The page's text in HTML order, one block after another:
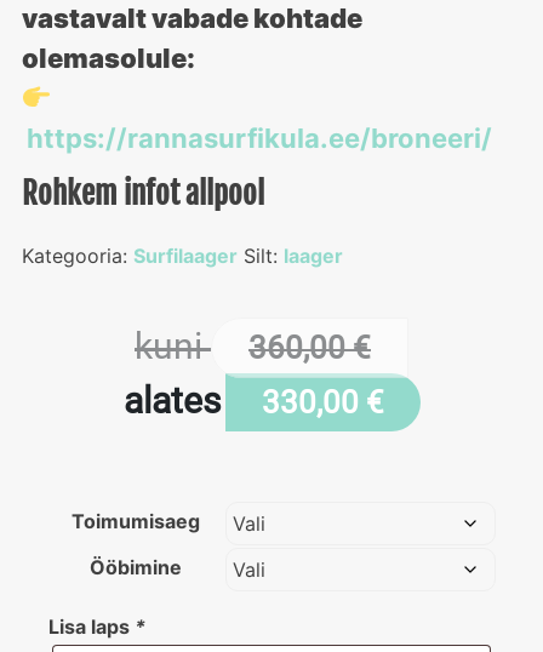
kuni 360,00€
alates 330,00 €
vastavalt vabade kohtade
olemasolule:
https://rannasurfikula.ee/broneeri/
Rohkem infot allpool
Toimumisaeg
Ööbimine
Lisa laps *
Kategooria: Surfilaager Silt: laager